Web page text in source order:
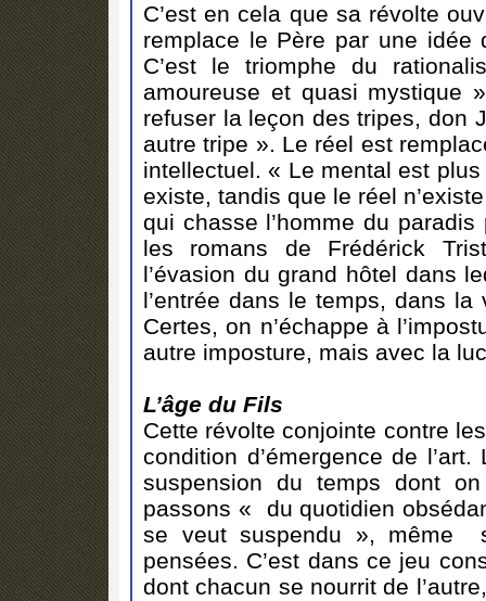
C’est en cela que sa révolte
remplace le Père par une
C’est le triomphe du
amoureuse et quasi mystique
refuser la leçon des tripes, don
autre tripe ». Le réel est
intellectuel. « Le mental est
existe, tandis que le réel
qui chasse l’homme du
les romans de Frédérick
l’évasion du grand hôtel dans
l’entrée dans le temps, dans
Certes, on n’échappe à
autre imposture, mais avec la
L’âge du Fils
Cette révolte conjointe contre
condition d’émergence de
suspension du temps dont
passons « du quotidien
se veut suspendu », même
pensées. C’est dans ce jeu
dont chacun se nourrit de